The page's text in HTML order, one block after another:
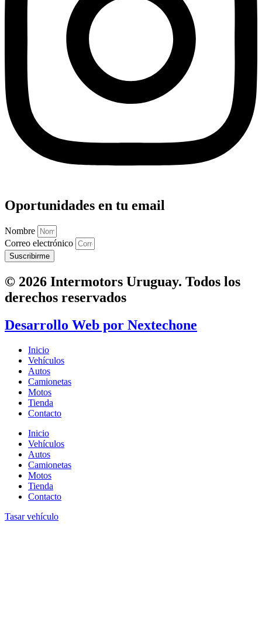
Oportunidades en tu email
Nombre
Correo electrónico
Suscribirme
© 2026 Intermotors Uruguay. Todos los
derechos reservados
Desarrollo Web por Nextechone
Inicio
Vehículos
Autos
Camionetas
Motos
Tienda
Contacto
Inicio
Vehículos
Autos
Camionetas
Motos
Tienda
Contacto
Tasar vehículo